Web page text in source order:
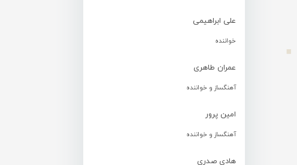
علی ابراهیمی
خواننده
عمران طاهری
آهنگساز و خواننده
امین پرور
آهنگساز و خواننده
هادی صدری